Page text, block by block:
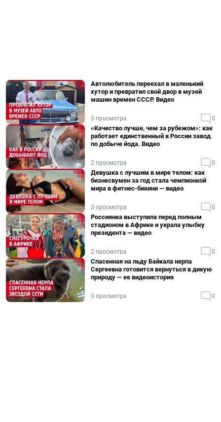
Автолюбитель переехал в маленький
хутор и превратил свой двор в музей
машин времен СССР. Видео
3 просмотра 0
«Качество лучше, чем за рубежом»: как
работает единственный в России завод
по добыче йода. Видео
2 просмотра 0
Девушка с лучшим в мире телом: как
бизнесвумен за год стала чемпионкой
мира в фитнес-бикини — видео
3 просмотра 0
Россиянка выступила перед полным
стадионом в Африке и украла улыбку
президента — видео
2 просмотра 0
Спасенная на льду Байкала нерпа
Сергеевна готовится вернуться в дикую
природу — ее видеоистория
3 просмотра 0